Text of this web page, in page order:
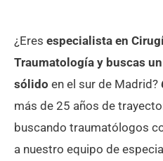
¿Eres especialista en
Traumatología y buscas
sólido en el sur de Madrid?
más de 25 años de
buscando traumatólogos
a nuestro equipo de